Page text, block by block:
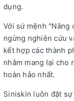
dụng.
Với sứ mệnh "Nâng
ngừng nghiên cứu
kết hợp các thành
nhằm mang lại cho
hoàn hảo nhất.
Siniskin luôn đặt sự